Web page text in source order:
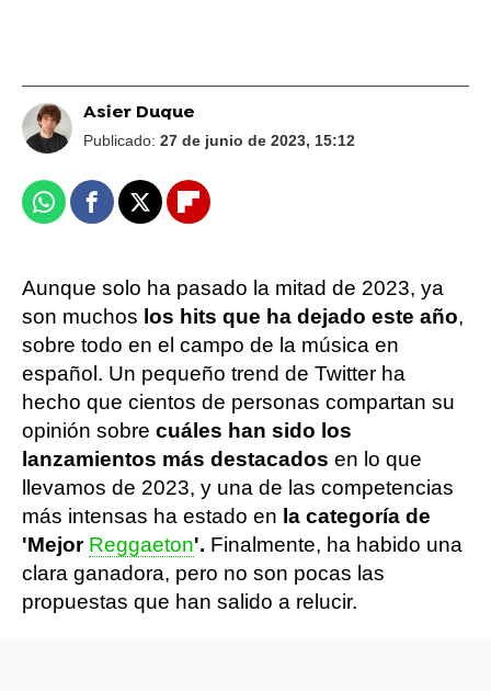
Asier Duque
Publicado: 27 de junio de 2023, 15:12
WhatsappFacebook
X Flipboard
Aunque solo ha pasado la mitad de 2023, ya
son muchos los hits que ha dejado este año,
sobre todo en el campo de la música en
español. Un pequeño trend de Twitter ha
hecho que cientos de personas compartan su
opinión sobre cuáles han sido los
lanzamientos más destacados en lo que
llevamos de 2023, y una de las competencias
más intensas ha estado en la categoría de
'Mejor Reggaeton'. Finalmente, ha habido una
clara ganadora, pero no son pocas las
propuestas que han salido a relucir.